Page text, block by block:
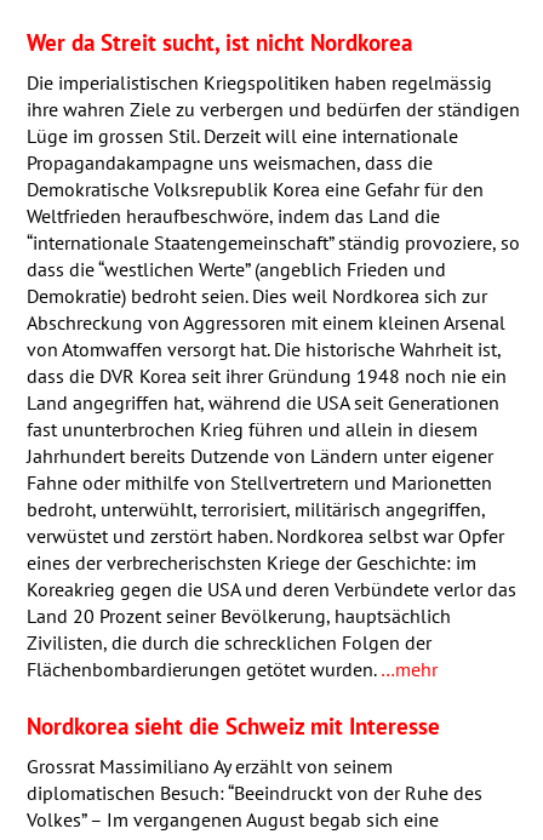
Wer da Streit sucht, ist nicht Nordkorea
Die imperialistischen Kriegspolitiken haben regelmässig
ihre wahren Ziele zu verbergen und bedürfen der ständigen
Lüge im grossen Stil. Derzeit will eine internationale
Propagandakampagne uns weismachen, dass die
Demokratische Volksrepublik Korea eine Gefahr für den
Weltfrieden heraufbeschwöre, indem das Land die
“internationale Staatengemeinschaft” ständig provoziere, so
dass die “westlichen Werte” (angeblich Frieden und
Demokratie) bedroht seien. Dies weil Nordkorea sich zur
Abschreckung von Aggressoren mit einem kleinen Arsenal
von Atomwaffen versorgt hat. Die historische Wahrheit ist,
dass die DVR Korea seit ihrer Gründung 1948 noch nie ein
Land angegriffen hat, während die USAseit Generationen
fast ununterbrochen Krieg führen und allein in diesem
Jahrhundert bereits Dutzende von Ländern unter eigener
Fahne oder mithilfe von Stellvertretern und Marionetten
bedroht, unterwühlt, terrorisiert, militärisch angegriffen,
verwüstet und zerstört haben. Nordkorea selbst war Opfer
eines der verbrecherischsten Kriege der Geschichte: im
Koreakrieg gegen die USAund deren Verbündete verlor das
Land 20 Prozent seiner Bevölkerung, hauptsächlich
Zivilisten, die durch die schrecklichen Folgen der
Flächenbombardierungen getötet wurden. …mehr
Nordkorea sieht die Schweiz mit Interesse
Grossrat Massimiliano Ay erzählt von seinem
diplomatischen Besuch: “Beeindruckt von der Ruhe des
Volkes” – Im vergangenen August begab sich eine